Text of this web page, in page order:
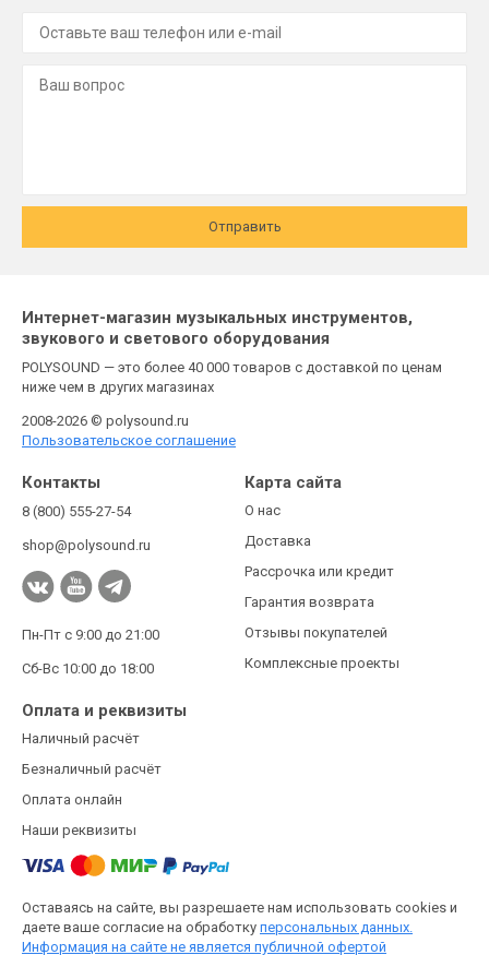
Отправить
Интернет-магазин музыкальных инструментов,
звукового и светового оборудования
POLYSOUND — это более 40 000 товаров с доставкой по ценам
ниже чем в других магазинах
2008-2026 © polysound.ru
Пользовательское соглашение
Контакты
8 (800) 555-27-54
shop@polysound.ru
Пн-Пт с 9:00 до 21:00
Сб-Вс 10:00 до 18:00
Карта сайта
О нас
Доставка
Рассрочка или кредит
Гарантия возврата
Отзывы покупателей
Комплексные проекты
Оплата и реквизиты
Наличный расчёт
Безналичный расчёт
Оплата онлайн
Наши реквизиты
Оставаясь на сайте, вы разрешаете нам использовать cookies и
даете ваше согласие на обработку персональных данных.
Информация на сайте не является публичной офертой